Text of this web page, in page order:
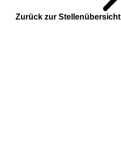
Zurück zur Stellenübersicht